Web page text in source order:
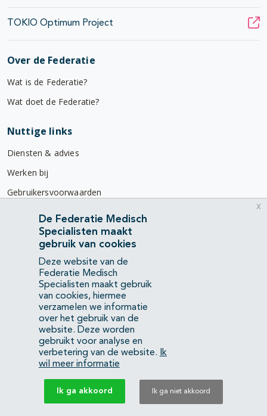
TOKIO Optimum Project
Over de Federatie
Wat is de Federatie?
Wat doet de Federatie?
Nuttige links
Diensten & advies
Werken bij
Gebruikersvoorwaarden
Privacyverklaring
Contact
Mercatorlaan 1200
3528 BL Utrecht
(088) 505 34 34
info@richtlijnendatabase.nl
YouTubeLinkedIn
KvK Federatie Medisch Specialisten:40483480
Privacyverklaring
De Federatie Medisch
Specialisten maakt
gebruik van cookies
Deze website van de
Federatie Medisch
Specialisten maakt gebruik
van cookies, hiermee
verzamelen we informatie
over het gebruik van de
website. Deze worden
gebruikt voor analyse en
verbetering van de website.
Ik
wil meer informatie
Ik ga akkoord Ik ga niet akkoord
x